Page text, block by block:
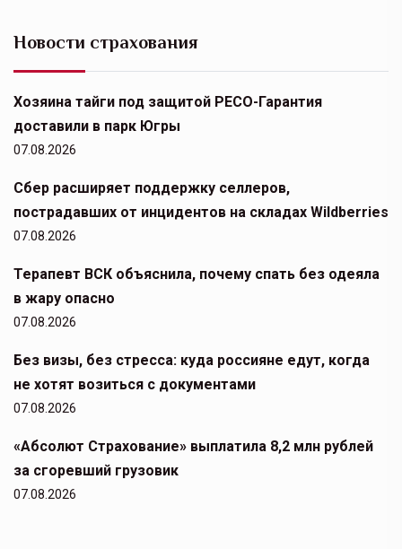
Новости страхования
Хозяина тайги под защитой РЕСО-Гарантия
доставили в парк Югры
07.08.2026
Сбер расширяет поддержку селлеров,
пострадавших от инцидентов на складах Wildberries
07.08.2026
Терапевт ВСК объяснила, почему спать без одеяла
в жару опасно
07.08.2026
Без визы, без стресса: куда россияне едут, когда
не хотят возиться с документами
07.08.2026
«Абсолют Страхование» выплатила 8,2 млн рублей
за сгоревший грузовик
07.08.2026